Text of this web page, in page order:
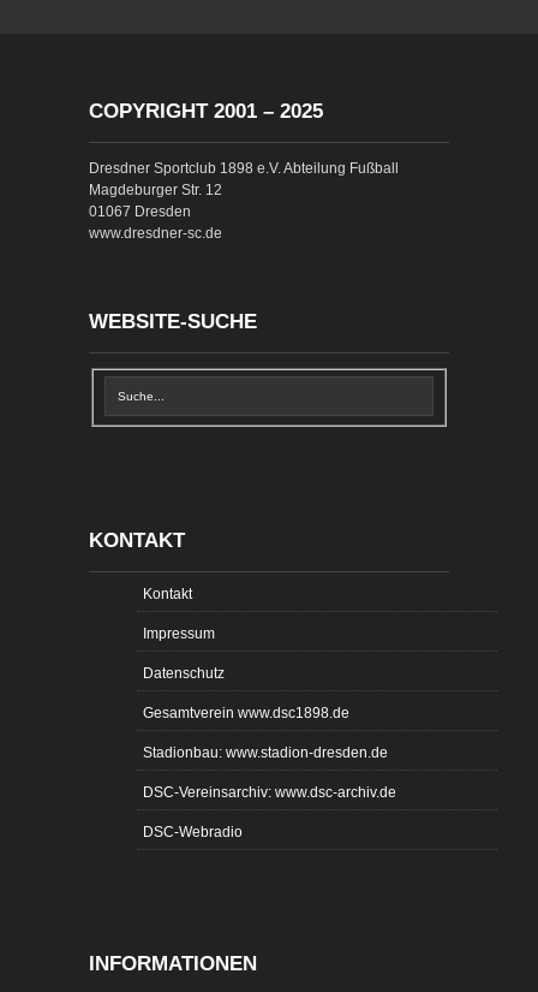
COPYRIGHT 2001 – 2025
Dresdner Sportclub 1898 e.V. Abteilung Fußball
Magdeburger Str. 12
01067 Dresden
www.dresdner-sc.de
WEBSITE-SUCHE
KONTAKT
Kontakt
Impressum
Datenschutz
Gesamtverein www.dsc1898.de
Stadionbau: www.stadion-dresden.de
DSC-Vereinsarchiv: www.dsc-archiv.de
DSC-Webradio
INFORMATIONEN